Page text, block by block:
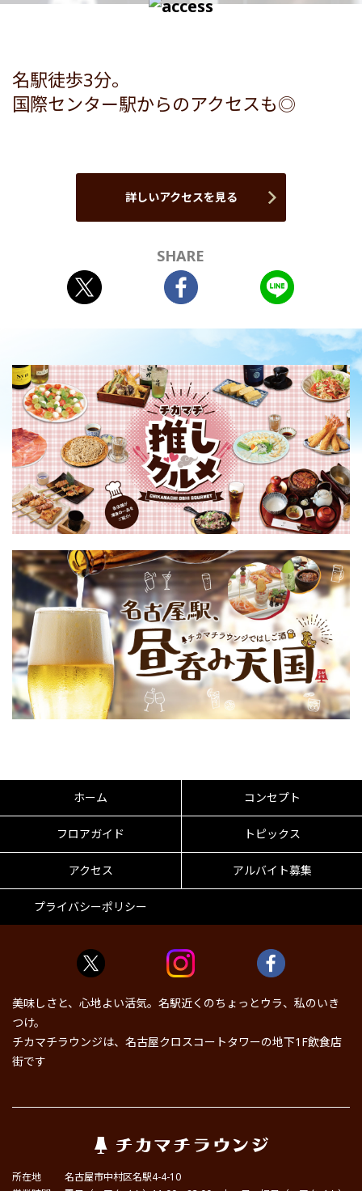
名駅徒歩3分。
国際センター駅からのアクセスも◎
詳しいアクセスを見る
SHARE
ホーム コンセプト
フロアガイド トピックス
アクセス アルバイト募集
プライバシーポリシー
美味しさと、心地よい活気。名駅近くのちょっとウラ、私のいき
つけ。
チカマチラウンジは、名古屋クロスコートタワーの地下1F飲食店
街です
所在地
名古屋市中村区名駅4-4-10